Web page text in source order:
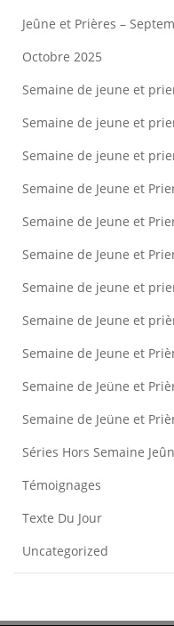
Jeûne et Prières –
Octobre 2025
Semaine de jeune et
Semaine de jeune et
Semaine de jeune et
Semaine de Jeune et
Semaine de Jeune et
Semaine de Jeune et
Semaine de jeune et
Semaine de Jeune et
Semaine de Jeune et
Semaine de Jeüne et
Semaine de Jeüne et
Séries Hors Semaine
Témoignages
Texte Du Jour
Uncategorized